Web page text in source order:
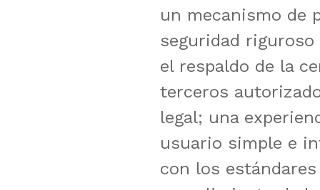
un mecanismo de
seguridad
el respaldo de la
terceros
legal; una
usuario simple e
con los